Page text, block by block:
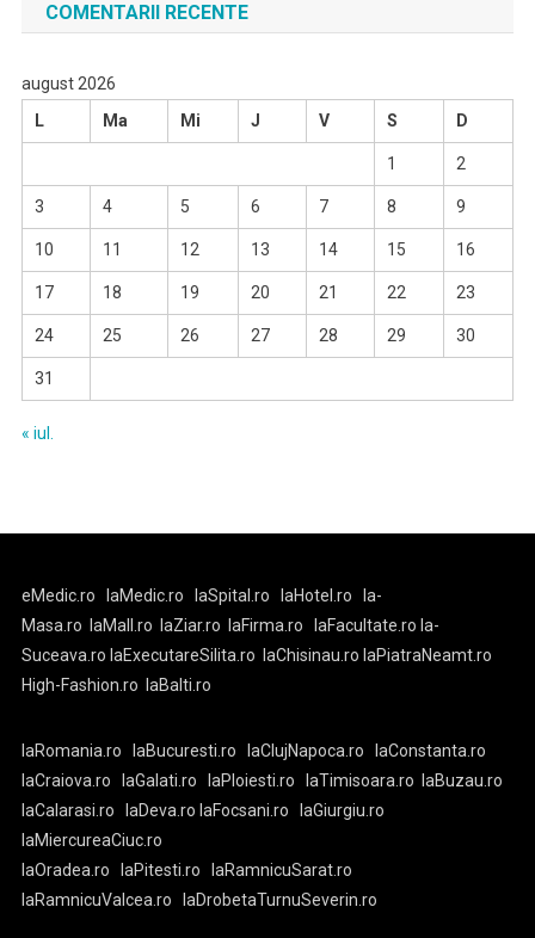
COMENTARII RECENTE
august 2026
L
Ma Mi J V S D
1 2
3 4 5 6 7 8 9
10 11 12 13 14 15 16
17 18 19 20 21 22 23
24 25 26 27 28 29 30
31
« iul.
eMedic.ro laMedic.ro laSpital.ro laHotel.ro
la-
Masa.ro
laMall.ro laZiar.ro laFirma.ro laFacultate.ro la-
Suceava.ro laExecutareSilita.ro laChisinau.ro laPiatraNeamt.ro
High-Fashion.ro
laBalti.ro
laRomania.ro laBucuresti.ro laClujNapoca.ro
laConstanta.ro
laCraiova.ro
laGalati.ro laPloiesti.ro laTimisoara.ro
laBuzau.ro
laCalarasi.ro
laDeva.ro laFocsani.ro
laGiurgiu.ro
laMiercureaCiuc.ro
laOradea.ro
laPitesti.ro
laRamnicuSarat.ro
laRamnicuValcea.ro
laDrobetaTurnuSeverin.ro